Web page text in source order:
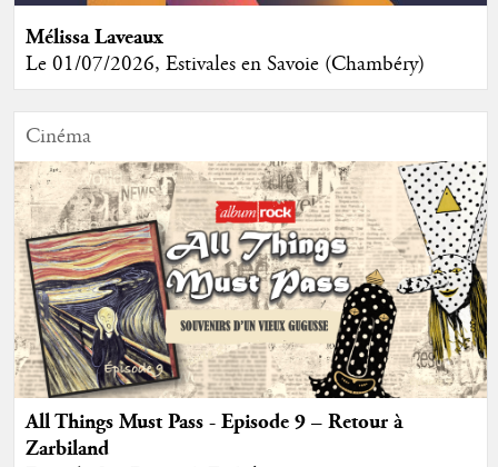
Mélissa Laveaux
Le 01/07/2026, Estivales en Savoie (Chambéry)
Cinéma
All Things Must Pass - Episode 9 – Retour à
Zarbiland